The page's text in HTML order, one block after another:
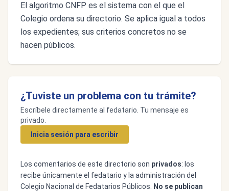
El algoritmo CNFP es el sistema con el que el
Colegio ordena su directorio. Se aplica igual a todos
los expedientes; sus criterios concretos no se
hacen públicos.
¿Tuviste un problema con tu trámite?
Escríbele directamente al fedatario. Tu mensaje es
privado.
Inicia sesión para escribir
Los comentarios de este directorio son privados: los
recibe únicamente el fedatario y la administración del
Colegio Nacional de Fedatarios Públicos.
No se publican